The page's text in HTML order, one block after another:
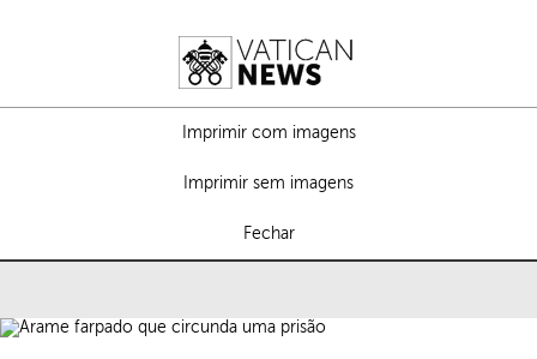
Imprimir com imagens
Imprimir sem imagens
Fechar